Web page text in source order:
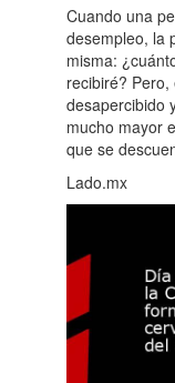
Cuando una
desempleo, la
misma:
recibiré?
desapercibido
mucho mayor
que se
Lado.mx